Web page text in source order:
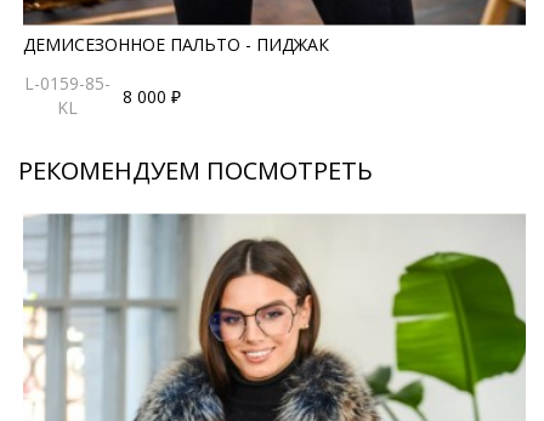
ДЕМИСЕЗОННОЕ ПАЛЬТО - ПИДЖАК
L-0159-85-
KL
8 000 ₽
РЕКОМЕНДУЕМ ПОСМОТРЕТЬ